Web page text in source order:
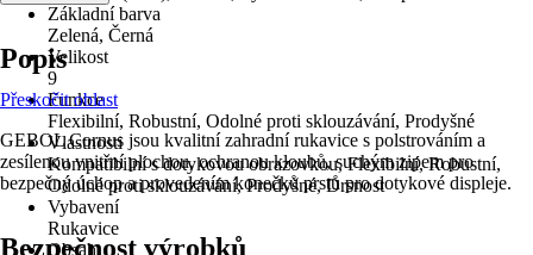
Základní barva
Zelená, Černá
Velikost
9
Funkce
Flexibilní, Robustní, Odolné proti sklouzávání, Prodyšné
Vlastnosti
Kompatibilní s dotykovou obrazovkou, Flexibilní, Robustní,
Odolné proti sklouzávání, Prodyšné, Drsnost
Vybavení
Rukavice
Obsah
Popis
Přeskočit oblast
GEBOL Cornus jsou kvalitní zahradní rukavice s polstrováním a
zesílenou vnitřní plochou, ochranou kloubů, suchým zipem pro
bezpečný úchop a provedením konečků prstů pro dotykové displeje.
Bezpečnost výrobků